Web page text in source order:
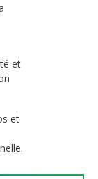
et
et